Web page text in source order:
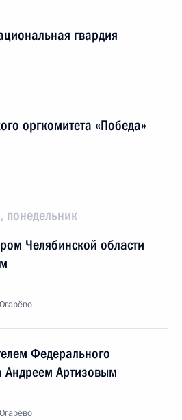
гвардия
оргкомитета «Победа»
понедельник
Челябинской области
Федерального
Андреем Артизовым